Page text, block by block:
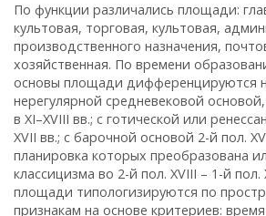
По функции различались площади:
культовая, торговая, культовая,
производственного назначения,
хозяйственная. По времени
основы площади дифференцируются
нерегулярной средневековой
в XI–XVIII вв.; с готической или
XVII вв.; с барочной основой 2-й пол.
планировка которых преобразована
классицизма во 2-й пол. XVIII – 1-й пол.
площади типологизируются по
признакам на основе критериев: